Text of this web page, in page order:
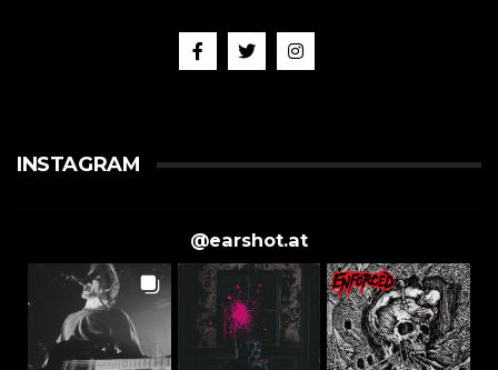
INSTAGRAM
@earshot.at